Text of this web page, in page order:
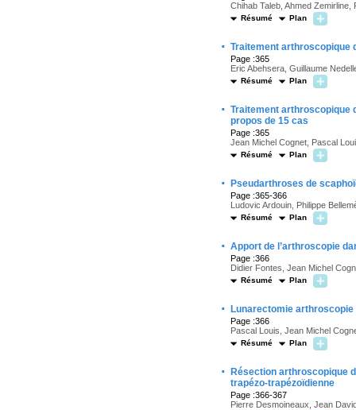
Chihab Taleb, Ahmed
Résumé Plan
· Traitement arthroscopique
Page :365
Eric Abehsera, Guillaume
Résumé Plan
· Traitement arthroscopique
propos de 15 cas
Page :365
Jean Michel Cognet, Pascal
Résumé Plan
· Pseudarthroses de
Page :365-366
Ludovic Ardouin, Philippe
Résumé Plan
· Apport de l’arthroscopie
Page :366
Didier Fontes, Jean Michel
Résumé Plan
· Lunarectomie
Page :366
Pascal Louis, Jean Michel
Résumé Plan
·
Résection arthroscopique
trapézo-trapézoïdienne
Page :366-367
Pierre Desmoineaux, Jean